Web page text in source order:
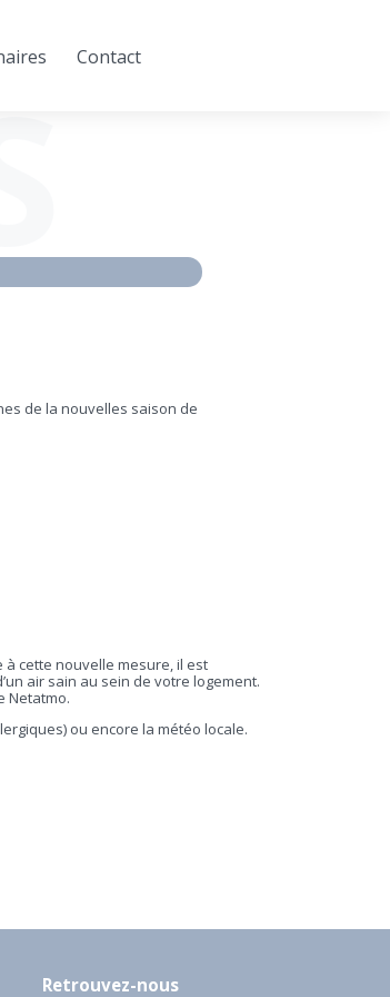
Contact
de la nouvelles saison de
à cette nouvelle mesure, il est
air sain au sein de votre logement.
Netatmo.
ou encore la météo locale.
Retrouvez-nous